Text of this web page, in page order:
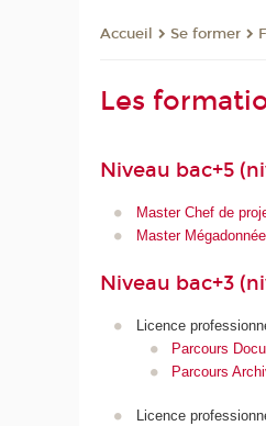
Accueil Se former
Les
Niveau bac+5
Master Chef de
Master
Niveau bac+3
Licence
Parcours
Parcours
Licence